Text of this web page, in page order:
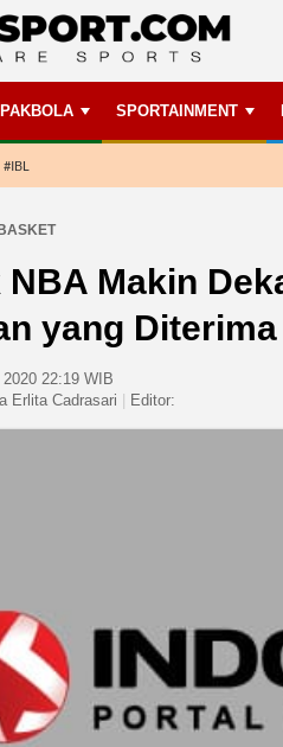
SPORTAINMENT
#IBL
BASKET
NBA Makin
yang Diterima
22:19 WIB
Erlita Cadrasari Editor: